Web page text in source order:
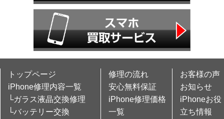
トップページ
iPhone修理内容一覧
└ガラス液晶交換修理
└バッテリー交換
修理の流れ
安心無料保証
iPhone修理価格
一覧
お客様の声
お知らせ
iPhoneお役
立ち情報